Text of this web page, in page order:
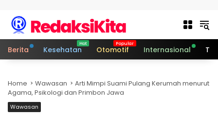
Berita Kesehatan Otomotif Internasional
Home Wawasan
Arti Mimpi Suami Pulang Kerumah menurut
Agama, Psikologi dan Primbon Jawa
Wawasan